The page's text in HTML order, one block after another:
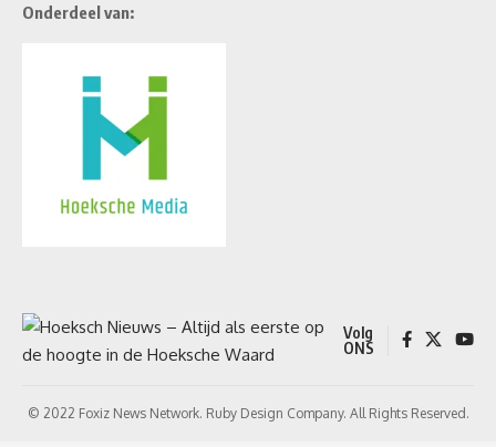
Onderdeel van:
Volg
ONS
© 2022 Foxiz News Network. Ruby Design Company. All Rights Reserved.